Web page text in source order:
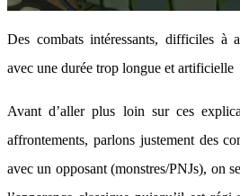
Des combats intéressants, difficiles à
avec une durée trop longue et artificielle
Avant d’aller plus loin sur ces
affrontements, parlons justement des
avec un opposant (monstres/PNJs), on